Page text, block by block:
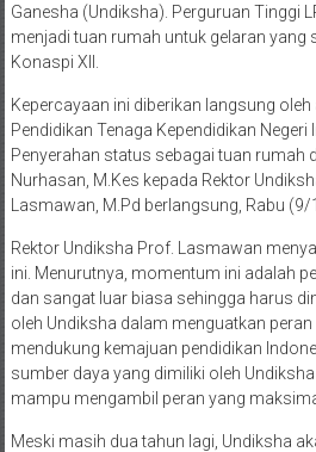
Ganesha (Undiksha). Perguruan Tinggi
menjadi tuan rumah untuk gelaran yang
Konaspi XII.
Kepercayaan ini diberikan langsung
Pendidikan Tenaga Kependidikan Negeri
Penyerahan status sebagai tuan rumah
Nurhasan, M.Kes kepada Rektor
Lasmawan, M.Pd berlangsung, Rabu (9/
Rektor Undiksha Prof. Lasmawan
ini. Menurutnya, momentum ini adalah
dan sangat luar biasa sehingga harus
oleh Undiksha dalam menguatkan
mendukung kemajuan pendidikan
sumber daya yang dimiliki oleh
mampu mengambil peran yang
Meski masih dua tahun lagi, Undiksha